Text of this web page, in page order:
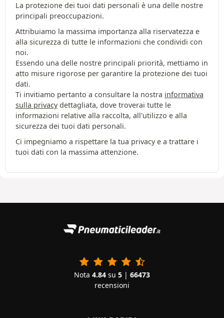
La protezione dei tuoi dati personali è una delle nostre
principali preoccupazioni.
Attribuiamo la massima importanza alla riservatezza e
alla sicurezza di tutte le informazioni che condividi con
noi.
Essendo una delle nostre principali priorità, mettiamo in
atto misure rigorose per garantire la protezione dei tuoi
dati.
Ti invitiamo pertanto a consultare la nostra informativa
sulla privacydettagliata, dove troverai tutte le
informazioni relative alla raccolta, all'utilizzo e alla
sicurezza dei tuoi dati personali.
Ci impegniamo a rispettare la tua privacy e a trattare i
tuoi dati con la massima attenzione.
Nota 4.84 su 5 | 66473
recensioni